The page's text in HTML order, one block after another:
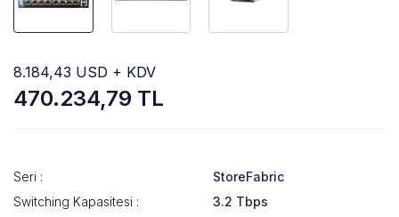
470.234,79 TL
8.184,43 USD + KDV
Seri :
StoreFabric
Switching Kapasitesi :
3.2 Tbps